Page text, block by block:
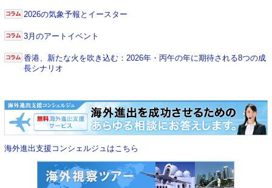
2026の気象予報とイースター
3月のアートイベント
香港、新たな火を吹き込む：2026年・丙午の年に期待される8つの成
長シナリオ
海外進出支援コンシェルジュはこちら